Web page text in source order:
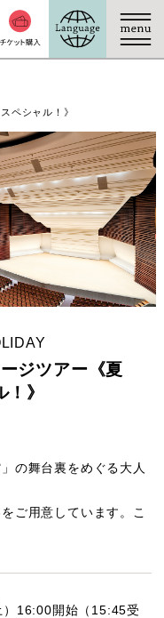
ペシャル！》
ジツアー《夏
》
の舞台裏をめぐる大人
ご用意しています。こ
16:00開始（15:45受